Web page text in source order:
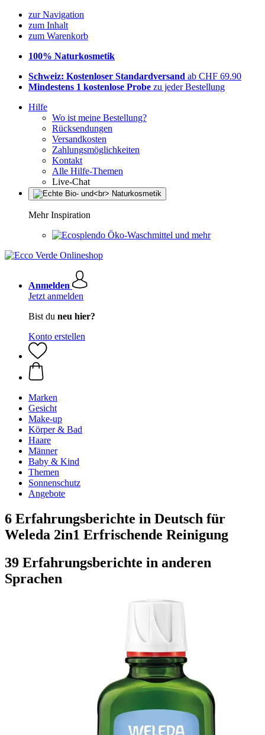
zur Navigation
zum Inhalt
zum Warenkorb
100% Naturkosmetik
Schweiz: Kostenloser Standardversand ab CHF 69.90
Mindestens 1 kostenlose Probe zu jeder Bestellung
Hilfe
Wo ist meine Bestellung?
Rücksendungen
Versandkosten
Zahlungsmöglichkeiten
Kontakt
Alle Hilfe-Themen
Live-Chat
Mehr Inspiration
Öko-Waschmittel und mehr
Anmelden
Jetzt anmelden
Bist du neu hier?
Konto erstellen
Marken
Gesicht
Make-up
Körper & Bad
Haare
Männer
Baby & Kind
Themen
Sonnenschutz
Angebote
6 Erfahrungsberichte in Deutsch für
Weleda 2in1 Erfrischende Reinigung
39 Erfahrungsberichte in anderen
Sprachen